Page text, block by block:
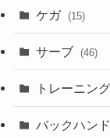
ケガ (15)
サーブ (46)
トレーニング
バックハンド